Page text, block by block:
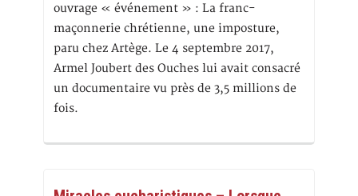
ouvrage « événement » : La franc-
maçonnerie chrétienne, une imposture,
paru chez Artège. Le 4 septembre 2017,
Armel Joubert des Ouches lui avait consacré
un documentaire vu près de 3,5 millions de
fois.